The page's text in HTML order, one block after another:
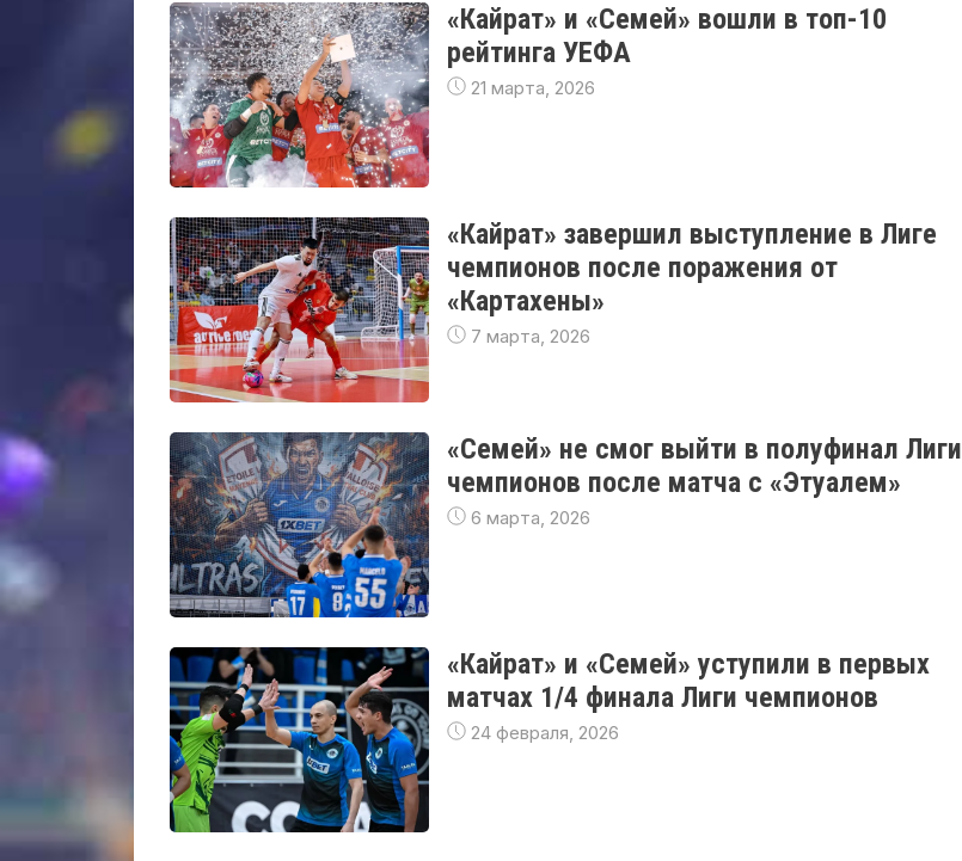
«Кайрат» и «Семей» вошли в топ-10
рейтинга УЕФА
21 марта, 2026
«Кайрат» завершил выступление в Лиге
чемпионов после поражения от
«Картахены»
7 марта, 2026
«Семей» не смог выйти в полуфинал Лиги
чемпионов после матча с «Этуалем»
6 марта, 2026
«Кайрат» и «Семей» уступили в первых
матчах 1/4 финала Лиги чемпионов
24 февраля, 2026